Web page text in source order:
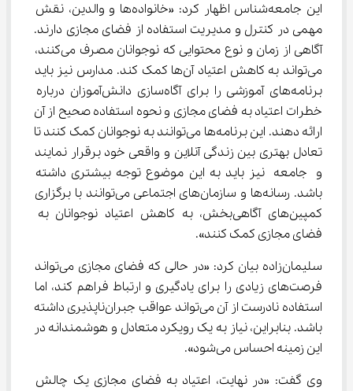
این جامعه‌شناس اظهار کرد: «خانواده‌ها و والدین، نقش
مهمی در کنترل و مدیریت استفاده از فضای مجازی دارند.
آگاهی از زمان و نوع محتوایی که نوجوانان مصرف می‌کنند،
می‌تواند به کاهش اعتیاد آن‌ها کمک کند. مدارس نیز باید
برنامه‌های آموزشی را برای آگاه‌سازی دانش‌آموزان درباره
خطرات اعتیاد به فضای مجازی و نحوه استفاده صحیح از آن
ارائه دهند. این برنامه‌ها می‌توانند به نوجوانان کمک کنند تا
تعادل بهتری بین زندگی آنلاین و واقعی خود برقرار نمایند
و جامعه نیز باید به این موضوع توجه بیشتری داشته
باشد. رسانه‌ها و سازمان‌های اجتماعی می‌توانند با برگزاری
کمپین‌های آگاهی‌بخش، به کاهش اعتیاد نوجوانان به
فضای مجازی کمک کنند».
سلیمان‌زاده بیان کرد: «در حالی که فضای مجازی می‌تواند
فرصت‌های زیادی را برای یادگیری و ارتباط فراهم کند، اما
استفاده نادرست از آن می‌تواند عواقب جبران‌ناپذیری داشته
باشد. بنابراین، نیاز به یک رویکرد متعادل و هوشمندانه در
این زمینه احساس می‌شود».
وی گفت: «در نهایت، اعتیاد به فضای مجازی یک چالش